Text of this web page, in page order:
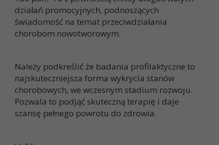
działań promocyjnych, podnoszących
świadomość na temat przeciwdziałania
chorobom nowotworowym.
Należy podkreślić że badania profilaktyczne to
najskuteczniejsza forma wykrycia stanów
chorobowych, we wczesnym stadium rozwoju.
Pozwala to podjąć skuteczną terapię i daje
szansę pełnego powrotu do zdrowia.